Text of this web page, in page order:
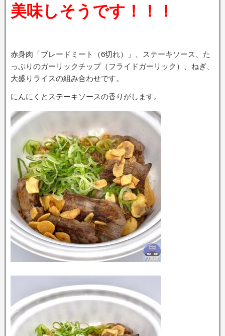
美味しそうです！！！
赤身肉「ブレードミート（6切れ）」、ステーキソース、た
っぷりのガーリックチップ（フライドガーリック）、ねぎ、
大盛りライスの組み合わせです。
にんにくとステーキソースの香りがします。